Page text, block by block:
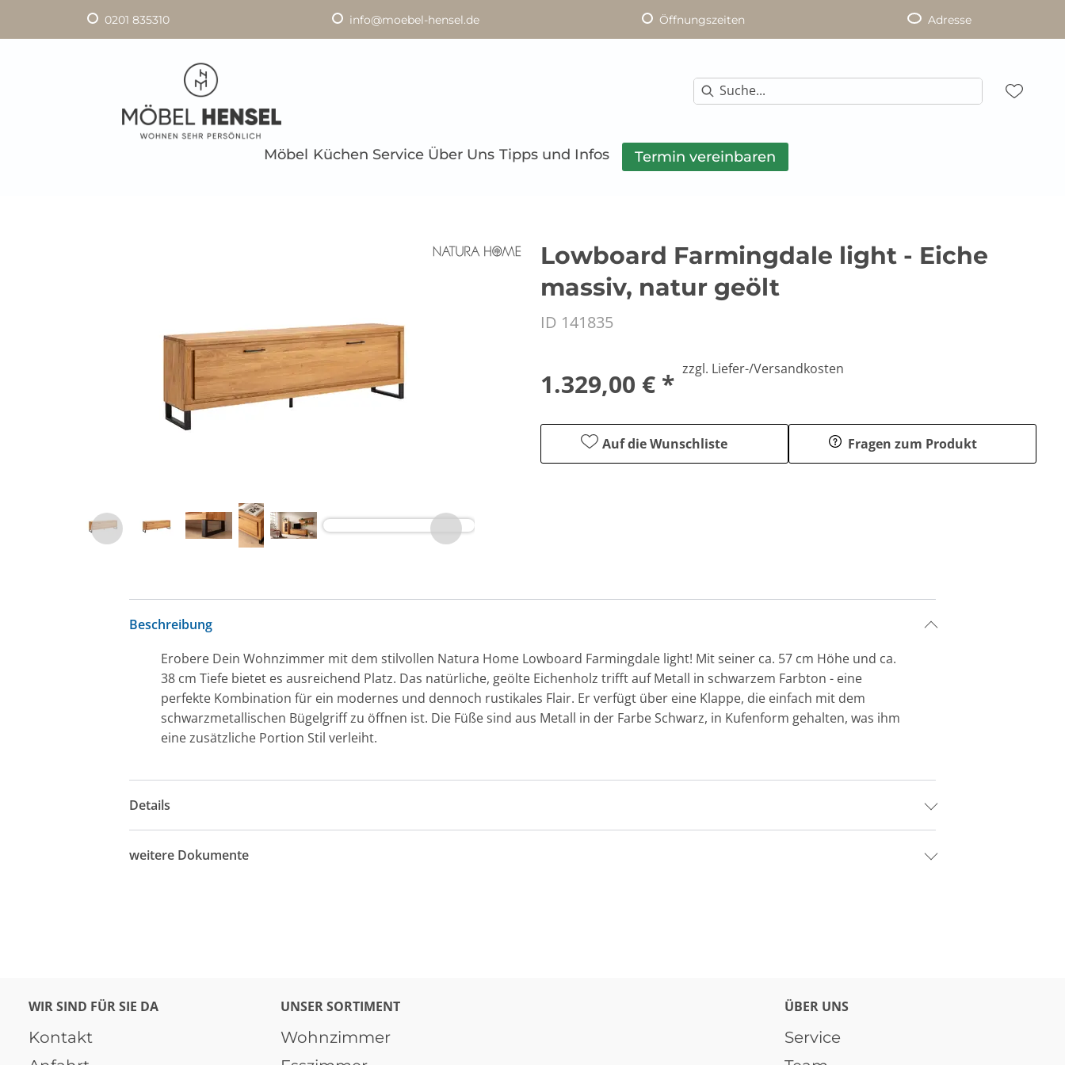
0201 835310 info@moebel-hensel.de Öffnungszeiten Adresse
Möbel Küchen Service Über Uns Tipps und Infos Termin vereinbaren
Lowboard Farmingdale light - Eiche
massiv, natur geölt
ID 141835
1.329,00 € * zzgl. Liefer-/Versandkosten
Auf die Wunschliste Fragen zum Produkt
Beschreibung
Erobere Dein Wohnzimmer mit dem stilvollen Natura Home Lowboard Farmingdale light! Mit seiner ca. 57 cm Höhe und ca.
38 cm Tiefe bietet es ausreichend Platz. Das natürliche, geölte Eichenholz trifft auf Metall in schwarzem Farbton - eine
perfekte Kombination für ein modernes und dennoch rustikales Flair. Er verfügt über eine Klappe, die einfach mit dem
schwarzmetallischen Bügelgriff zu öffnen ist. Die Füße sind aus Metall in der Farbe Schwarz, in Kufenform gehalten, was ihm
eine zusätzliche Portion Stil verleiht.
Details
weitere Dokumente
WIR SIND FÜR SIE DA
Kontakt
UNSER SORTIMENT
Wohnzimmer
ÜBER UNS
Service